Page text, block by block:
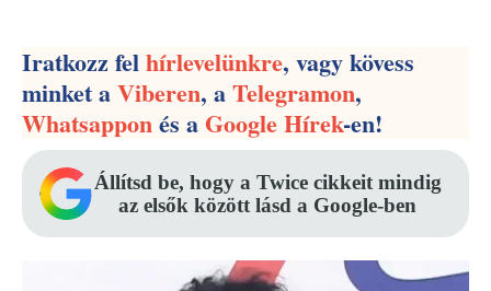
Iratkozz felhírlevelünkre, vagy kövess
minket aViberen, aTelegramon,
Whatsapponés aGoogle Hírek-en!
Állítsd be, hogy a Twice cikkeit mindig
az elsők között lásd a Google-ben